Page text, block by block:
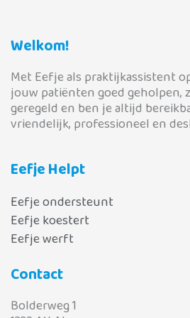
Welkom!
Met Eefje als praktijkassistent
jouw patiënten goed geholpen,
geregeld en ben je altijd
vriendelijk, professioneel en
Eefje Helpt
Eefje ondersteunt
Eefje koestert
Eefje werft
Contact
Bolderweg 1